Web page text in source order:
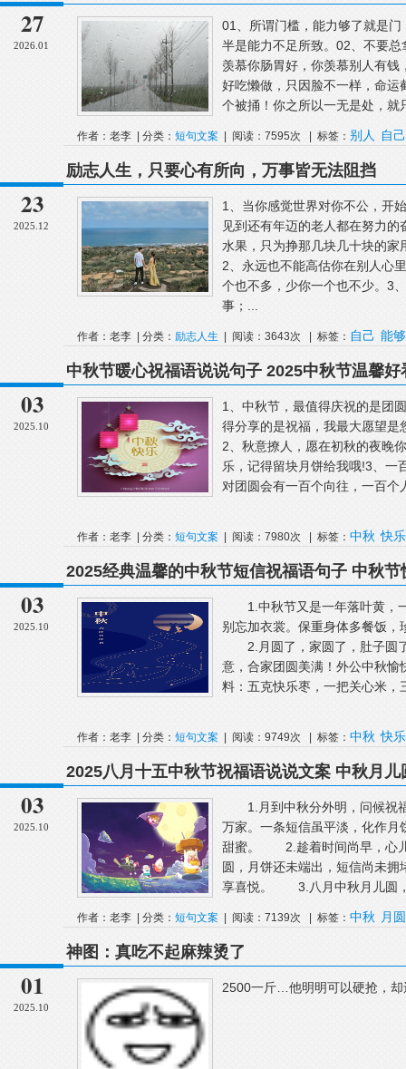
27
2026.01
01、所谓门槛，能力够了就是
半是能力不足所致。02、不要
羡慕你肠胃好，你羡慕别人有
好吃懒做，只因脸不一样，命
个被捅！你之所以一无是处，
作者：老李 | 分类： 短句文案 | 阅读：7595次 | 标签： 别人 自己
23
2025.12
励志人生，只要心有所向，万事皆无法阻挡
1、当你感觉世界对你不公，开
见到还有年迈的老人都在努力
水果，只为挣那几块几十块的
2、永远也不能高估你在别人心
个也不多，少你一个也不少。3
事；...
作者：老李 | 分类： 励志人生 | 阅读：3643次 | 标签： 自己 能够
03
2025.10
中秋节暖心祝福语说说句子 2025中秋节温馨好
1、中秋节，最值得庆祝的是团
得分享的是祝福，我最大愿望
2、秋意撩人，愿在初秋的夜晚
乐，记得留块月饼给我哦!3、一
对团圆会有一百个向往，一百
作者：老李 | 分类： 短句文案 | 阅读：7980次 | 标签： 中秋 快乐
03
2025.10
2025经典温馨的中秋节短信祝福语句子 中秋
1.中秋节又是一年落叶黄，
别忘加衣裳。保重身体多餐饭
2.月圆了，家圆了，肚子圆
意，合家团圆美满！外公中秋
料：五克快乐枣，一把关心米
作者：老李 | 分类： 短句文案 | 阅读：9749次 | 标签： 中秋 快乐
03
2025.10
2025八月十五中秋节祝福语说说文案 中秋月
1.月到中秋分外明，问候祝
万家。一条短信虽平淡，化作
甜蜜。 2.趁着时间尚早，心儿
圆，月饼还未端出，短信尚未
享喜悦。 3.八月中秋月儿圆，
作者：老李 | 分类： 短句文案 | 阅读：7139次 | 标签： 中秋 月圆
01
2025.10
神图：真吃不起麻辣烫了
2500一斤…他明明可以硬抢，